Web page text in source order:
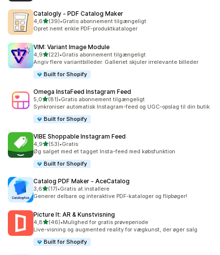
Catalogly ‑ PDF Catalog Maker
4,6ud af 5 stjerner
(39)
39 anmeldelser i alt
•Gratis abonnement tilgængeligt
Opret nemt enkle PDF-produktkataloger
VIM: Variant Image Module
4,9ud af 5 stjerner
(22)
22 anmeldelser i alt
•Gratis abonnement tilgængeligt
Angiv flere variantbilleder. Galleriet skjuler irrelevante billeder
Built for Shopify
Omega InstaFeed Instagram Feed
5,0ud af 5 stjerner
(81)
81 anmeldelser i alt
•Gratis abonnement tilgængeligt
Synkroniser automatisk Instagram-feed og UGC-opslag til din butik
Built for Shopify
VIBE Shoppable Instagram Feed
4,9ud af 5 stjerner
(53)
53 anmeldelser i alt
•Gratis
Øg salget med et tagget Insta-feed med købsfunktion
Built for Shopify
Catalog PDF Maker ‑ AceCatalog
3,6ud af 5 stjerner
(17)
17 anmeldelser i alt
•Gratis at installere
Generer delbare og interaktive PDF-kataloger og flipbøger!
Picture It: AR & Kunstvisning
4,8ud af 5 stjerner
(46)
46 anmeldelser i alt
•Mulighed for gratis prøveperiode
Live-visning og augmented reality for vægkunst, der øger salg
Built for Shopify